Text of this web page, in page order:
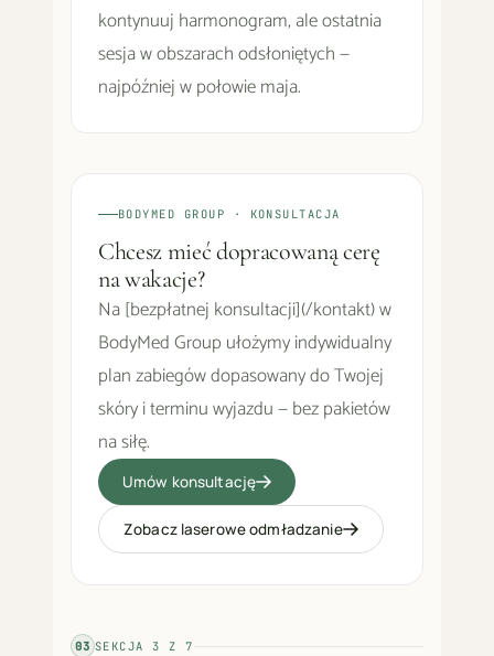
kontynuuj harmonogram, ale ostatnia
sesja w obszarach odsłoniętych —
najpóźniej w połowie maja.
BODYMED GROUP · KONSULTACJA
Chcesz mieć dopracowaną cerę
na wakacje?
Na [bezpłatnej konsultacji](/kontakt) w
BodyMed Group ułożymy indywidualny
plan zabiegów dopasowany do Twojej
skóry i terminu wyjazdu — bez pakietów
na siłę.
Umów konsultację
Zobacz laserowe odmładzanie
03 SEKCJA3 Z7